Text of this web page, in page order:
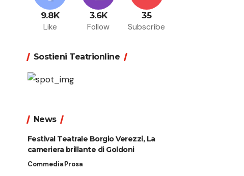
9.8K
Like
3.6K
Follow
35
Subscribe
Sostieni Teatrionline
News
Festival Teatrale Borgio Verezzi, La
cameriera brillante di Goldoni
CommediaProsa